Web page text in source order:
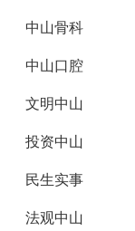
中山骨科
中山口腔
文明中山
投资中山
民生实事
法观中山